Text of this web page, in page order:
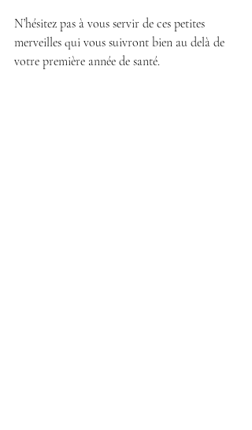
N’hésitez pas à vous servir de ces petites
merveilles qui vous suivront bien au delà de
votre première année de santé.